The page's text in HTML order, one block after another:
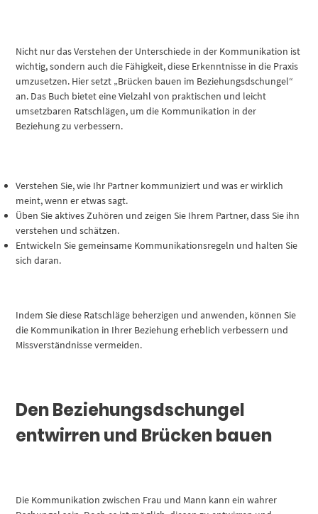
Nicht nur das Verstehen der Unterschiede in der Kommunikation ist
wichtig, sondern auch die Fähigkeit, diese Erkenntnisse in die Praxis
umzusetzen. Hier setzt „Brücken bauen im Beziehungsdschungel“
an. Das Buch bietet eine Vielzahl von praktischen und leicht
umsetzbaren Ratschlägen, um die Kommunikation in der
Beziehung zu verbessern.
Verstehen Sie, wie Ihr Partner kommuniziert und was er wirklich
meint, wenn er etwas sagt.
Üben Sie aktives Zuhören und zeigen Sie Ihrem Partner, dass Sie ihn
verstehen und schätzen.
Entwickeln Sie gemeinsame Kommunikationsregeln und halten Sie
sich daran.
Indem Sie diese Ratschläge beherzigen und anwenden, können Sie
die Kommunikation in Ihrer Beziehung erheblich verbessern und
Missverständnisse vermeiden.
Den Beziehungsdschungel
entwirren und Brücken bauen
Die Kommunikation zwischen Frau und Mann kann ein wahrer